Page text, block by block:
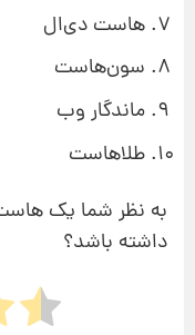
هاست دی‌ال
سون‌هاست
ماندگار وب
طلاهاست
به نظر شما یک
داشته باشد؟